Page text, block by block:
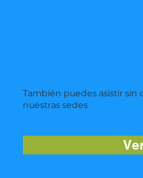
También puedes asistir sin
nuestras sedes